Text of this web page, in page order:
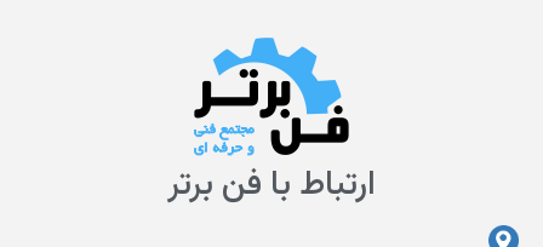
ارتباط با فن برتر